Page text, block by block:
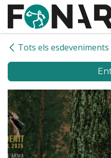
Skip to Content
Tots els esdeveniments